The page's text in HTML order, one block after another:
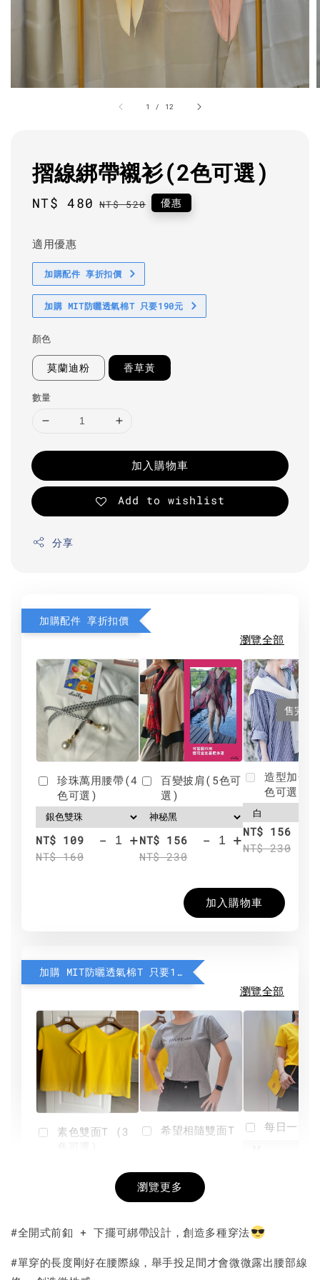
1 / 12
摺線綁帶襯衫(2色可選)
Sale
NT$ 480 Regular
NT$ 520 優惠
適用優惠
加購配件 享折扣價
加購 MIT防曬透氣棉T 只要190元
顏色
莫蘭迪粉 香草黃
數量
加入購物車
Add to wishlist
分享
加購配件 享折扣價
瀏覽全部
珍珠萬用腰帶(4
色可選)
NT$ 109
NT$ 160
- +
百變披肩(5色可
選)
NT$ 156
NT$ 230
- +
售完
造型加分
色可選)
NT$ 156
NT$ 230
加入購物車
加購 MIT防曬透氣棉T 只要190元
瀏覽全部
素色雙面T (3
+
希望相隨雙面T
NT$ 190
-
每日一笑
瀏覽更多
#全開式前釦 + 下擺可綁帶設計，創造多種穿法
#單穿的長度剛好在腰際線，舉手投足間才會微微露出腰部線